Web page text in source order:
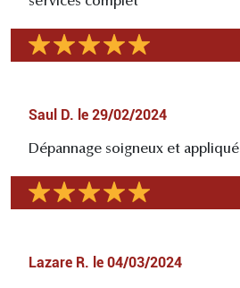
Saul D. le 29/02/2024
Dépannage soigneux et appliqué
Lazare R. le 04/03/2024